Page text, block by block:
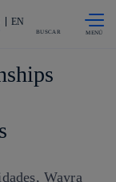
accionistas e
EN
BUSCAR
Wayra